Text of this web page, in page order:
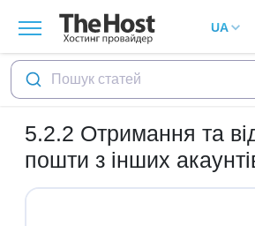
Пошук статей
5.2.2 Отримання та
пошти з інших